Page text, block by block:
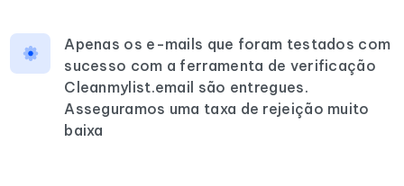
Apenas os e-mails que foram testados com
sucesso com a ferramenta de verificação
Cleanmylist.email são entregues.
Asseguramos uma taxa de rejeição muito
baixa